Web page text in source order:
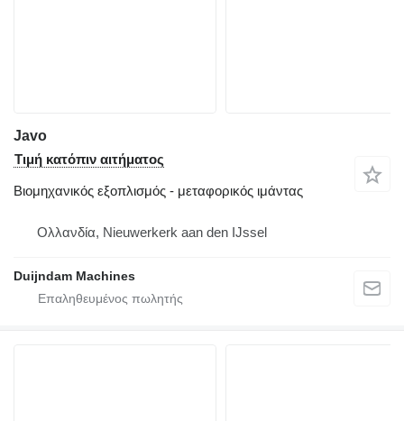
Javo
Τιμή κατόπιν αιτήματος
Βιομηχανικός εξοπλισμός - μεταφορικός ιμάντας
Ολλανδία, Nieuwerkerk aan den IJssel
Duijndam Machines